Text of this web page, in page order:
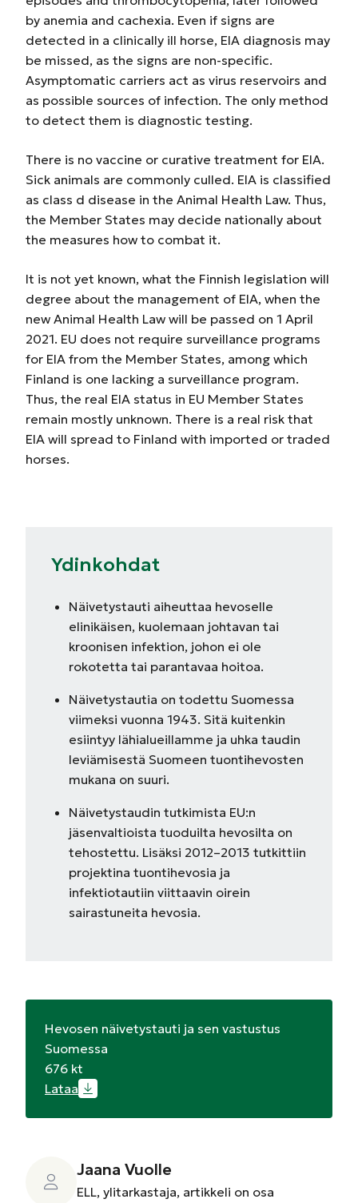
by anemia and cachexia. Even if signs are
detected in a clinically ill horse, EIA diagnosis may
be missed, as the signs are non-specific.
Asymptomatic carriers act as virus reservoirs and
as possible sources of infection. The only method
to detect them is diagnostic testing.
There is no vaccine or curative treatment for EIA.
Sick animals are commonly culled. EIA is classified
as class d disease in the Animal Health Law. Thus,
the Member States may decide nationally about
the measures how to combat it.
It is not yet known, what the Finnish legislation will
degree about the management of EIA, when the
new Animal Health Law will be passed on 1 April
2021. EU does not require surveillance programs
for EIA from the Member States, among which
Finland is one lacking a surveillance program.
Thus, the real EIA status in EU Member States
remain mostly unknown. There is a real risk that
EIA will spread to Finland with imported or traded
horses.
Ydinkohdat
Näivetystauti aiheuttaa hevoselle
elinikäisen, kuolemaan johtavan tai
kroonisen infektion, johon ei ole
rokotetta tai parantavaa hoitoa.
Näivetystautia on todettu Suomessa
viimeksi vuonna 1943. Sitä kuitenkin
esiintyy lähialueillamme ja uhka taudin
leviämisestä Suomeen tuontihevosten
mukana on suuri.
Näivetystaudin tutkimista EU:n
jäsenvaltioista tuoduilta hevosilta on
tehostettu. Lisäksi 2012–2013 tutkittiin
projektina tuontihevosia ja
infektiotautiin viittaavin oirein
sairastuneita hevosia.
Hevosen näivetystauti ja sen vastustus
Suomessa
676 kt
Lataa
Jaana Vuolle
ELL, ylitarkastaja, artikkeli on osa